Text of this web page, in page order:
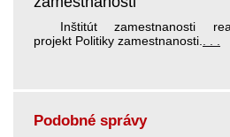
Inštitút zamestnanosti
projekt Politiky zamestnanosti.
Podobné správy